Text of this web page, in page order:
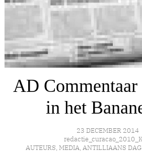
AD
in het
23 DECEMBER 2014
AUTEURS, MEDIA, ANTILLIAANS